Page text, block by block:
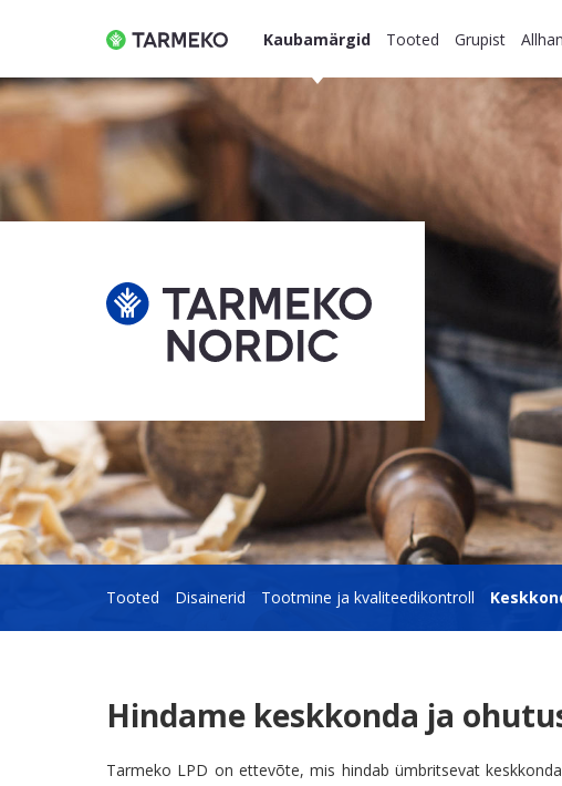
Kaubamärgid Tooted Grupist
Tooted Disainerid Tootmine ja kvaliteedikontroll
Hindame keskkonda ja
Tarmeko LPD on ettevõte, mis hindab ümbritsevat